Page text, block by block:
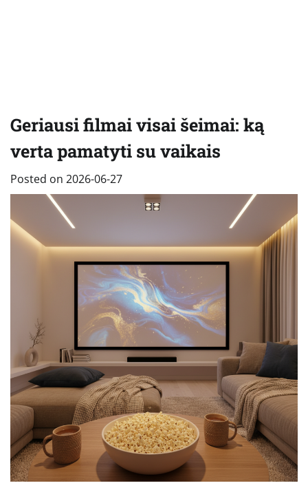
Geriausi filmai visai šeimai: ką
verta pamatyti su vaikais
Posted on 2026-06-27